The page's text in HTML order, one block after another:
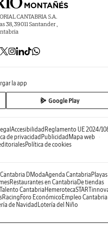
CANTABRIA S.A.
38, 39011 Santander ,
la app
Google Play
Accesibilidad Reglamento UE 2024/
de privacidad Publicidad Mapa web
Política de cookies
Cantabria DModaAgenda Cantabria Playas
Restaurantes en Cantabria De tiendas
Talento Cantabria Hemeroteca
Racing Foro Económico Empleo Cantabria
de Navidad Lotería del Niño